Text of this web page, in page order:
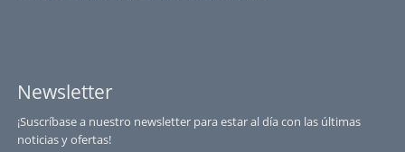
Newsletter
¡Suscríbase a nuestro newsletter para estar al día con las últimas
noticias y ofertas!